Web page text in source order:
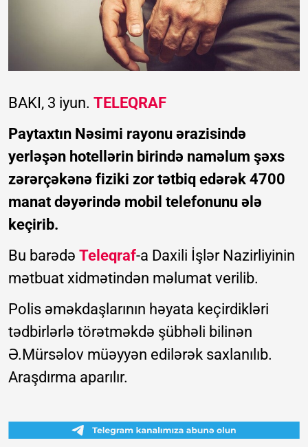
BAKI, 3 iyun. TELEQRAF
Paytaxtın Nəsimi rayonu ərazisində
yerləşən hotellərin birində naməlum şəxs
zərərçəkənə fiziki zor tətbiq edərək 4700
manat dəyərində mobil telefonunu ələ
keçirib.
Bu barədə Teleqraf-a Daxili İşlər Nazirliyinin
mətbuat xidmətindən məlumat verilib.
Polis əməkdaşlarının həyata keçirdikləri
tədbirlərlə törətməkdə şübhəli bilinən
Ə.Mürsəlov müəyyən edilərək saxlanılıb.
Araşdırma aparılır.